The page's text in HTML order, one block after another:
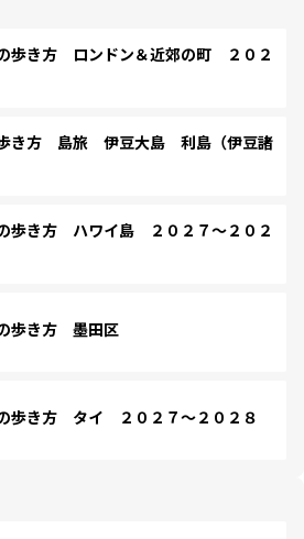
歩き方 ロンドン＆近郊の町 ２０２
き方 島旅 伊豆大島 利島（伊豆諸
歩き方 ハワイ島 ２０２７～２０２
歩き方 墨田区
歩き方 タイ ２０２７～２０２８